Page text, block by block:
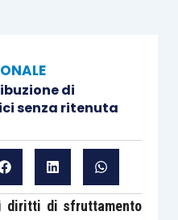
di
senza ritenuta
diritti di sfruttamento